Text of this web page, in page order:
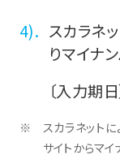
スカラネ
りマイナ
〔入力期日
スカラネット
サイトからマ